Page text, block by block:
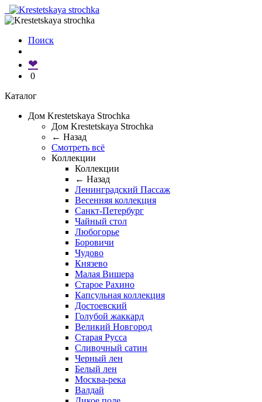
Поиск
❤
0
Каталог
Дом Krestetskaya Strochka
Дом Krestetskaya Strochka
← Назад
Смотреть всё
Коллекции
Коллекции
← Назад
Ленинградский Пассаж
Весенняя коллекция
Санкт-Петербург
Чайный стол
Любогорье
Боровичи
Чудово
Князево
Малая Вишера
Старое Рахино
Капсульная коллекция
Достоевский
Голубой жаккард
Великий Новгород
Старая Русса
Сливочный сатин
Черный лен
Белый лен
Москва-река
Валдай